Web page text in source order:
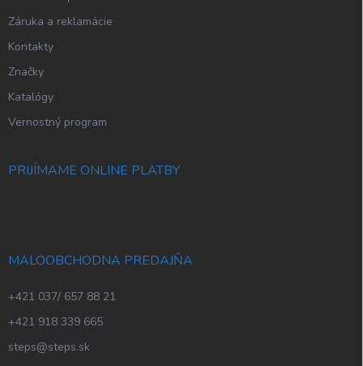
Záruka a reklamácie
Kontakty
Značky
Katalógy
Vernostný program
PRIJÍMAME ONLINE PLATBY
MALOOBCHODNA PREDAJŇA
+421 037/ 657 88 21
+421 918 339 665
steps@steps.sk